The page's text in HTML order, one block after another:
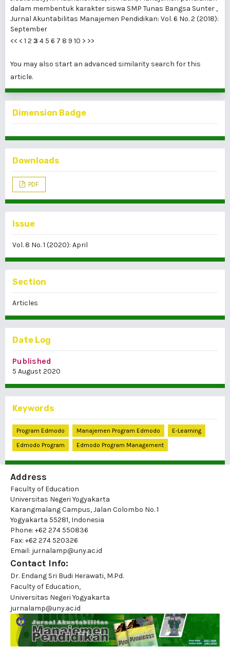
dalam membentuk karakter siswa SMP Tunas Bangsa Sunter ,
Jurnal Akuntabilitas Manajemen Pendidikan: Vol. 6 No. 2 (2018):
September
<< < 1 2 3 4 5 6 7 8 9 10 > >>
You may also start an advanced similarity search for this
article.
Dimension Badge
Downloads
PDF
Issue
Vol. 8 No. 1 (2020): April
Section
Articles
Date Log
Published
5 August 2020
Keywords
Program Edmodo Manajemen Program Edmodo
E-Learning
Edmodo Program
Edmodo Program Management
Address
Faculty of Education
Universitas Negeri Yogyakarta
Karangmalang Campus, Jalan Colombo No. 1
Yogyakarta 55281, Indonesia
Phone: +62 274 550836
Fax: +62 274 520326
Email: jurnalamp@uny.ac.id
Contact Info:
Dr. Endang Sri Budi Herawati, M.Pd.
Faculty of Education,
Universitas Negeri Yogyakarta
jurnalamp@uny.ac.id